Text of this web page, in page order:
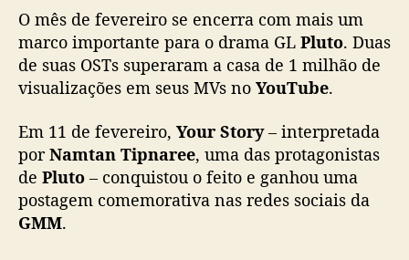
s
u
p
e
a
m
i
O mês de fevereiro se encerra com mais um
marco importante para o drama GL Pluto. Duas
de suas OSTs superaram a casa de 1 milhão de
visualizações em seus MVs no YouTube.
Em 11 de fevereiro, Your Story– interpretada
porNamtan Tipnaree, uma das protagonistas
de Pluto – conquistou o feito e ganhou uma
postagem comemorativa nas redes sociais da
GMM.